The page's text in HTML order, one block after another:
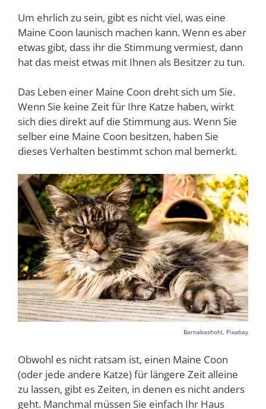
Um ehrlich zu sein, gibt es nicht viel, was eine
Maine Coon launisch machen kann. Wenn es aber
etwas gibt, dass ihr die Stimmung vermiest, dann
hat das meist etwas mit Ihnen als Besitzer zu tun.
Das Leben einer Maine Coon dreht sich um Sie.
Wenn Sie keine Zeit für Ihre Katze haben, wirkt
sich dies direkt auf die Stimmung aus. Wenn Sie
selber eine Maine Coon besitzen, haben Sie
dieses Verhalten bestimmt schon mal bemerkt.
Barnabashohl, Pixabay
Obwohl es nicht ratsam ist, einen Maine Coon
(oder jede andere Katze) für längere Zeit alleine
zu lassen, gibt es Zeiten, in denen es nicht anders
geht. Manchmal müssen Sie einfach Ihr Haus